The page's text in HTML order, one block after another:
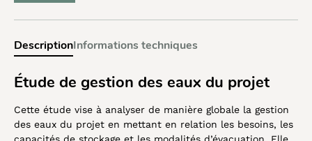
DescriptionInformations techniques
Étude de gestion des eaux du projet
Cette étude vise à analyser de manière globale la gestion
des eaux du projet en mettant en relation les besoins, les
capacités de stockage et les modalités d’évacuation. Elle